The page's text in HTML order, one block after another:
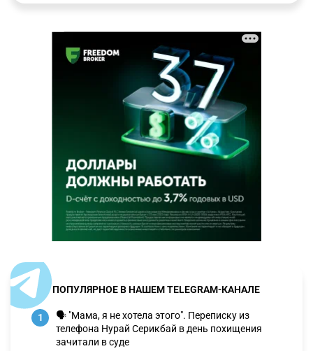
ПОПУЛЯРНОЕ В НАШЕМ TELEGRAM-КАНАЛЕ
1
🗣 "Мама, я не хотела этого". Переписку из
телефона Нурай Серикбай в день похищения
зачитали в суде